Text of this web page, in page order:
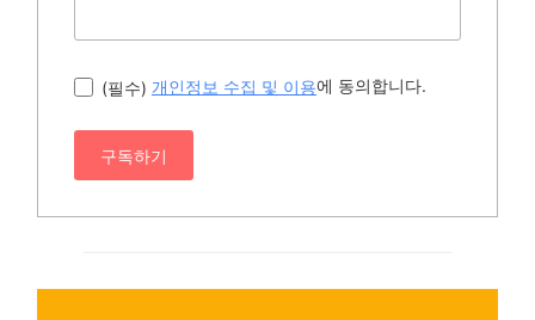
(필수) 개인정보 수집 및 이용에 동의합니다.
구독하기